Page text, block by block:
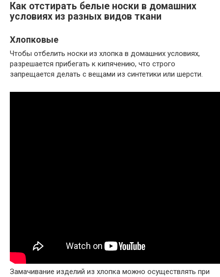
Как отстирать белые носки в домашних
условиях из разных видов ткани
Хлопковые
Чтобы отбелить носки из хлопка в домашних условиях,
разрешается прибегать к кипячению, что строго
запрещается делать с вещами из синтетики или шерсти.
Замачивание изделий из хлопка можно осуществлять при